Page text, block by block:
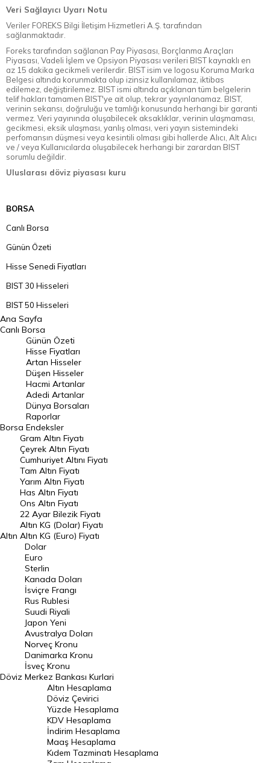
Veri Sağlayıcı Uyarı Notu
Veriler FOREKS Bilgi İletişim Hizmetleri A.Ş. tarafından
sağlanmaktadır.
Foreks tarafından sağlanan Pay Piyasası, Borçlanma Araçları
Piyasası, Vadeli İşlem ve Opsiyon Piyasası verileri BIST kaynaklı en
az 15 dakika gecikmeli verilerdir. BIST isim ve logosu Koruma Marka
Belgesi altında korunmakta olup izinsiz kullanılamaz, iktibas
edilemez, değiştirilemez. BIST ismi altında açıklanan tüm belgelerin
telif hakları tamamen BIST'ye ait olup, tekrar yayınlanamaz. BIST,
verinin sekansı, doğruluğu ve tamlığı konusunda herhangi bir garanti
vermez. Veri yayınında oluşabilecek aksaklıklar, verinin ulaşmaması,
gecikmesi, eksik ulaşması, yanlış olması, veri yayın sistemindeki
perfomansın düşmesi veya kesintili olması gibi hallerde Alıcı, Alt Alıcı
ve / veya Kullanıcılarda oluşabilecek herhangi bir zarardan BIST
sorumlu değildir.
Uluslarası döviz piyasası kuru
BORSA
Canlı Borsa
Günün Özeti
Hisse Senedi Fiyatları
BIST 30 Hisseleri
BIST 50 Hisseleri
BIST 100 Hisseleri
En Çok Artan Hisseler
En Çok Düşen Hisseler
Hacmi Artanlar
Geçmiş Kapanışlar
Dünya Borsaları
Raporlar
Endeksler
DÖVİZ
Döviz Kuru
Dolar Kuru
Euro Kuru
Pound Kuru
Frank Kuru
Riyal Kuru
Avustralya Doları
Danimarka Kronu Kuru
Kanada Doları Kuru
Norveç Kronu Kuru
İsveç Kronu Kuru
Japon Yeni Kuru
Serbest Piyasa Döviz Kurları
Merkez Bankası Döviz Kurları
Ana Sayfa
Canlı Borsa
Borsa
Günün Özeti
Hisse Fiyatları
Artan Hisseler
Düşen Hisseler
Hacmi Artanlar
Adedi Artanlar
Dünya Borsaları
Raporlar
Endeksler
Altın
Gram Altın Fiyatı
Çeyrek Altın Fiyatı
Cumhuriyet Altını Fiyatı
Tam Altın Fiyatı
Yarım Altın Fiyatı
Has Altın Fiyatı
Ons Altın Fiyatı
22 Ayar Bilezik Fiyatı
Altın KG (Dolar) Fiyatı
Altın KG (Euro) Fiyatı
Döviz
Dolar
Euro
Sterlin
Kanada Doları
İsviçre Frangı
Rus Rublesi
Suudi Riyali
Japon Yeni
Avustralya Doları
Norveç Kronu
Danimarka Kronu
İsveç Kronu
Merkez Bankası Kurlari
Altın Hesaplama
Döviz Çevirici
Yüzde Hesaplama
KDV Hesaplama
İndirim Hesaplama
Maaş Hesaplama
Kıdem Tazminatı Hesaplama